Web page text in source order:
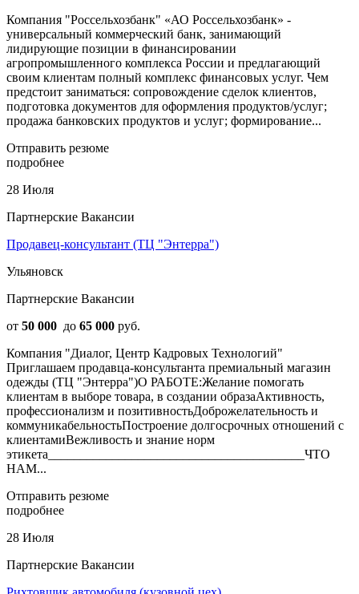
Компания "Россельхозбанк" «АО Россельхозбанк» -
универсальный коммерческий банк, занимающий
лидирующие позиции в финансировании
агропромышленного комплекса России и предлагающий
своим клиентам полный комплекс финансовых услуг. Чем
предстоит заниматься: сопровождение сделок клиентов,
подготовка документов для оформления продуктов/услуг;
продажа банковских продуктов и услуг; формирование...
Отправить резюме
подробнее
28 Июля
Партнерские Вакансии
Продавец-консультант (ТЦ "Энтерра")
Ульяновск
Партнерские Вакансии
от 50 000 до 65 000 руб.
Компания "Диалог, Центр Кадровых Технологий"
Приглашаем продавца-консультанта премиальный магазин
одежды (ТЦ "Энтерра")О РАБОТЕ:Желание помогать
клиентам в выборе товара, в создании образаАктивность,
профессионализм и позитивностьДоброжелательность и
коммуникабельностьПостроение долгосрочных отношений с
клиентамиВежливость и знание норм
этикета________________________________________ЧТО
НАМ...
Отправить резюме
подробнее
28 Июля
Партнерские Вакансии